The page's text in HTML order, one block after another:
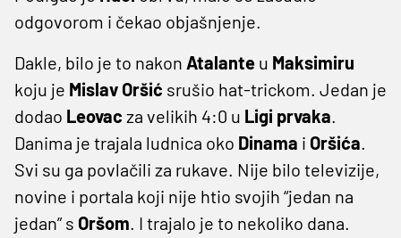
odgovorom i čekao objašnjenje.
Dakle, bilo je to nakon Atalante u Maksimiru
koju je Mislav Oršić srušio hat-trickom. Jedan je
dodao Leovac za velikih 4:0 u Ligi prvaka.
Danima je trajala ludnica oko Dinama i Oršića.
Svi su ga povlačili za rukave. Nije bilo televizije,
novine i portala koji nije htio svojih “jedan na
jedan” s Oršom. I trajalo je to nekoliko dana.